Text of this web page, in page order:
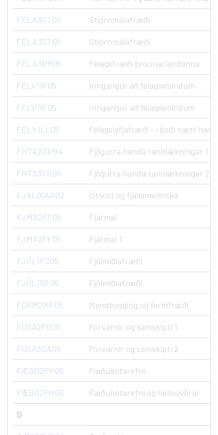
FÉLA3ST05 Stjórnmálafræði
FÉLA3ST05 Stjórnmálafræði
FÉLA3ÞR05 Félagsfræði þróunarlandanna
FÉLV1IF05 Inngangur að félagsvísindum
FÉLV1IF05 Inngangur að félagsvísindum
FÉLY1LL05 Félagslyfjafræði - í boði næst
FHTA2GÞ04 Fjögurra handa tannlækningar 1
FHTA3FR05 Fjögurra handa tannlækningar 2
FJAL01AA02 Útivist og fjallamennska
FJMÁ2FF05 Fjármál
FJMÁ2FF05 Fjármál 1
FJÖL1FS05 Fjölmiðlafræði
FJÖL1SF05 Fjölmiðlafræði
FORM2MF05 Myndbygging og formfræði
FOSA2FO05 Forvarnir og samskipti 1
FOSA3SA05 Forvarnir og samskipti 2
FÆBÓ2FH05 Fæðubótarefni
FÆBÓ2FH05 Fæðubótarefni og heilsuvörur
G